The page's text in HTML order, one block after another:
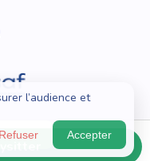
droits réservés
l’audience et
Refuser Accepter